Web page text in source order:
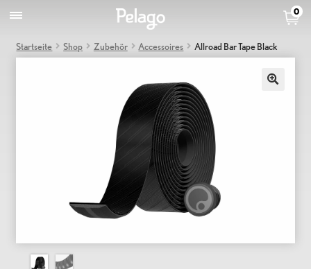
0
Startseite Shop Zubehör Accessoires Allroad Bar Tape Black